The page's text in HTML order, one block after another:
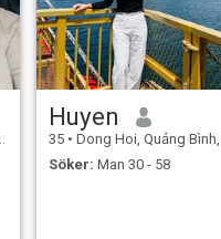
Huyen
35 • Dong Hoi, Quảng Bình, Vietnam
Söker: Man 30 - 58